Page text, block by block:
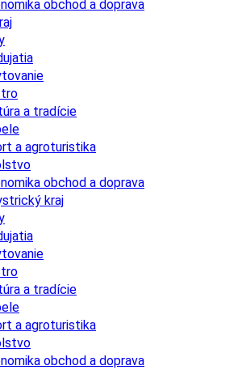
obchod a doprava
a tradície
a agroturistika
obchod a doprava
kraj
a tradície
a agroturistika
obchod a doprava